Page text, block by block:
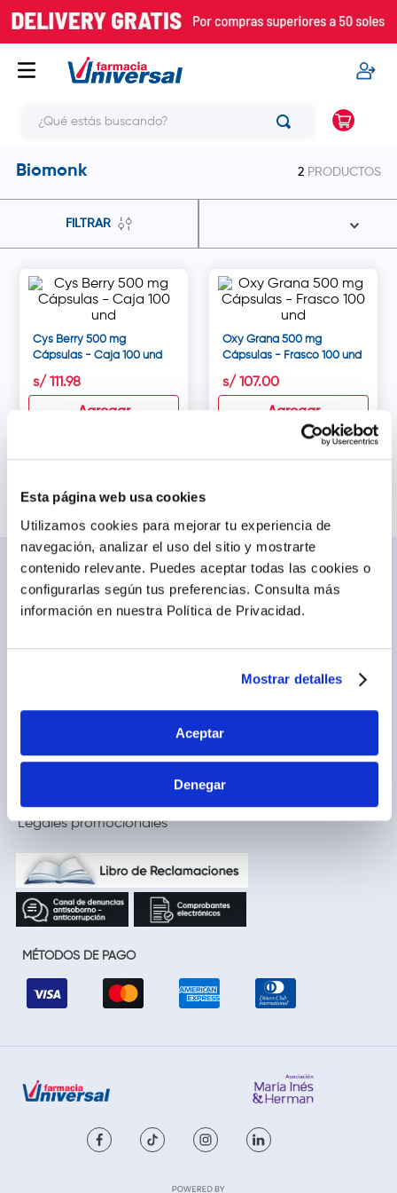
Esta página web usa cookies
Utilizamos cookies para mejorar tu experiencia de
navegación, analizar el uso del sitio y mostrarte
contenido relevante. Puedes aceptar todas las cookies o
configurarlas según tus preferencias. Consulta más
información en nuestra Política de Privacidad.
Mostrar detalles
Aceptar
Denegar
Biomonk 2 PRODUCTOS
FILTRAR
Cys Berry 500 mg
Cápsulas - Caja 100 und
s/ 111.98
Agregar
Oxy Grana 500 mg
Cápsulas - Frasco 100 und
s/ 107.00
Agregar
NOSOTROS
Conócenos
TE AYUDAMOS
Cómo comprar
Términos y condiciones
Legales promocionales
CALL CENTER
(01) 417-1800
MÉTODOS DE PAGO